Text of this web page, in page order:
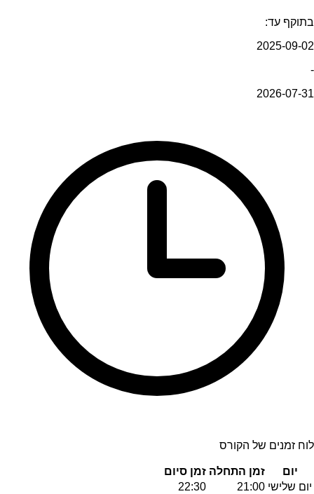
בתוקף עד:
2025-09-02
-
2026-07-31
לוח זמנים של הקורס
יום זמן התחלה זמן סיום
יום שלישי 21:00
22:30